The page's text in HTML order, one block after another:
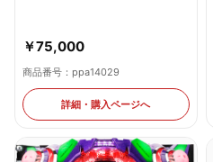
￥75,000
商品番号：ppa14029
詳細・購入ページへ